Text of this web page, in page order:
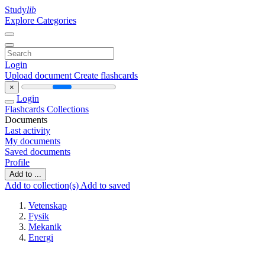
Studylib
Explore Categories
Login
Upload document Create flashcards
×
Login
Flashcards Collections
Documents
Last activity
My documents
Saved documents
Profile
Add to ...
Add to collection(s) Add to saved
Vetenskap
Fysik
Mekanik
Energi